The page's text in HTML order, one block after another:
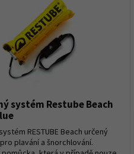
systém Restube Beach
RESTUBE Beach určený
plavání a šnorchlování.